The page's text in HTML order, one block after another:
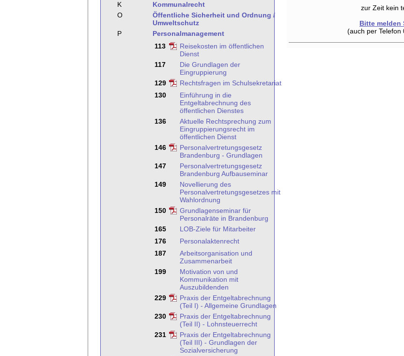
K
Kommunalrecht
O
Öffentliche Sicherheit und Ordnung /
Umweltschutz
P
Personalmanagement
113
Reisekosten im öffentlichen
Dienst
117
Die Grundlagen der
Eingruppierung
129
Rechtsfragen im Schulsekretariat
130
Einführung in die
Entgeltabrechnung des
öffentlichen Dienstes
136
Aktuelle Rechtsprechung zum
Eingruppierungsrecht im
öffentlichen Dienst
146
Personalvertretungsgesetz
Brandenburg - Grundlagen
147
Personalvertretungsgesetz
Brandenburg Aufbauseminar
149
Novellierung des
Personalvertretungsgesetzes mit
Wahlordnung
150
Grundlagenseminar für
Personalräte in Brandenburg
165
LOB-Ziele für Mitarbeiter
176
Personalaktenrecht
187
Arbeitsorganisation und
Zusammenarbeit
199
Motivation von und
Kommunikation mit
Auszubildenden
229
Praxis der Entgeltabrechnung
(Teil I) - Allgemeine Grundlagen
230
Praxis der Entgeltabrechnung
(Teil II) - Lohnsteuerrecht
231
Praxis der Entgeltabrechnung
(Teil III) - Grundlagen der
Sozialversicherung
zur Zeit kein
Bitte melden
(auch per Telefon